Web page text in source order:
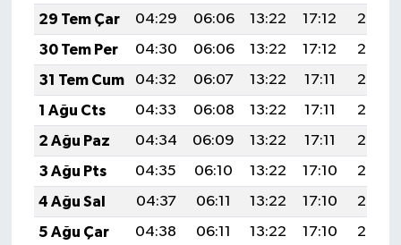
29 Tem Çar
04:29 06:06 13:22 17:12
20:29
30 Tem Per
04:30 06:06 13:22 17:12
20:28
31 Tem Cum
04:32 06:07 13:22 17:11
20:28
1 Ağu Cts
04:33 06:08 13:22 17:11
20:27
2 Ağu Paz
04:34 06:09 13:22 17:11
20:26
3 Ağu Pts
04:35 06:10 13:22 17:10
20:25
4 Ağu Sal
04:37 06:11 13:22 17:10
20:24
5 Ağu Çar
04:38 06:11 13:22 17:10
20:23